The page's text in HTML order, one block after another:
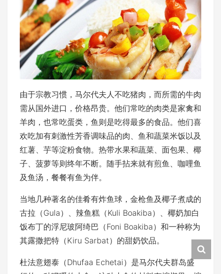
由于宗教习惯，马尔代夫人不吃猪肉，而所需的牛肉
需从国外进口，价格昂贵。他们常吃的肉类是家禽和
羊肉，也常吃蛋类，鱼则是吃得最多的食品。他们喜
欢吃加有刺激性芳香调味品的肉、鱼和蔬菜米饭以及
红薯、芋等淀粉食物。热带水果和蔬菜、面包果、椰
子、菠萝等则终年不断。随手拈来就有煎鱼、咖哩鱼
及鱼汤，餐餐有鱼为伴。
当地几种著名的佳肴有炸鱼球，金枪鱼及椰子煮成的
古拉（Gula）、辣鱼糕（Kuli Boakiba）、椰奶加白
饭布丁的浮尼玻阿绮巴（Foni Boakiba）和一种称为
其露撒把特（Kiru Sarbat）的甜奶饮品。
杜法意翅泰（Dhufaa Echetai）是马尔代夫群岛盛